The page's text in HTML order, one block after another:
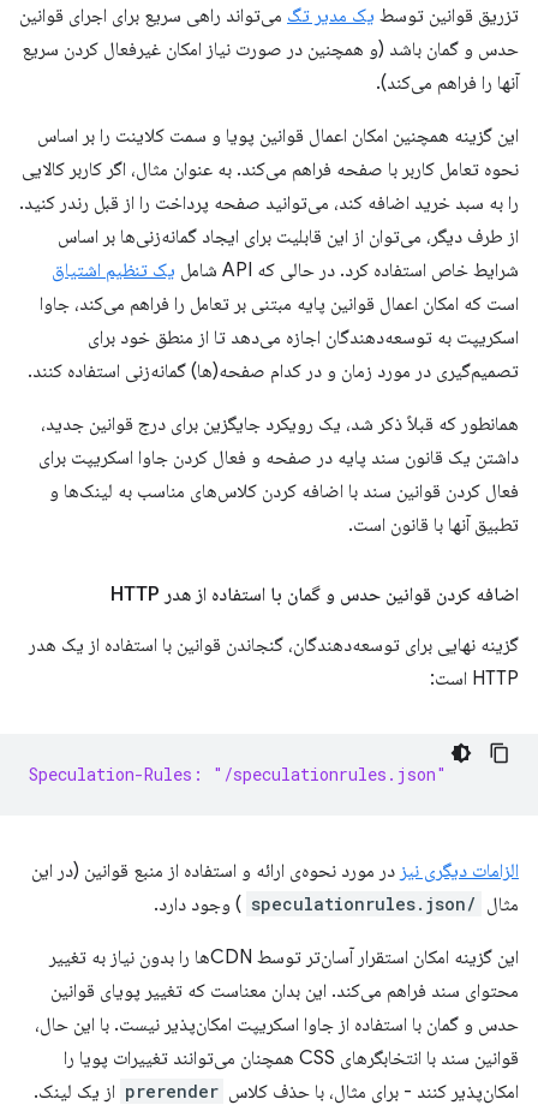
تزریق قوانین توسط یک مدیر تگ می‌تواند راهی سریع برای اجرای قوانین
حدس و گمان باشد (و همچنین در صورت نیاز امکان غیرفعال کردن سریع
آنها را فراهم می‌کند).
این گزینه همچنین امکان اعمال قوانین پویا و سمت کلاینت را بر اساس
نحوه تعامل کاربر با صفحه فراهم می‌کند. به عنوان مثال، اگر کاربر کالایی
را به سبد خرید اضافه کند، می‌توانید صفحه پرداخت را از قبل رندر کنید.
از طرف دیگر، می‌توان از این قابلیت برای ایجاد گمانه‌زنی‌ها بر اساس
شرایط خاص استفاده کرد. در حالی که API شامل
یک تنظیم اشتیاق
است که امکان اعمال قوانین پایه مبتنی بر تعامل را فراهم می‌کند، جاوا
اسکریپت به توسعه‌دهندگان اجازه می‌دهد تا از منطق خود برای
تصمیم‌گیری در مورد زمان و در کدام صفحه(ها) گمانه‌زنی استفاده کنند.
همانطور که قبلاً ذکر شد، یک رویکرد جایگزین برای درج قوانین جدید،
داشتن یک قانون سند پایه در صفحه و فعال کردن جاوا اسکریپت برای
فعال کردن قوانین سند با اضافه کردن کلاس‌های مناسب به لینک‌ها و
تطبیق آنها با قانون است.
اضافه کردن قوانین حدس و گمان با استفاده از هدر HTTP
گزینه نهایی برای توسعه‌دهندگان، گنجاندن قوانین با استفاده از یک هدر
HTTP است:
Speculation-Rules: "/speculationrules.json"
الزامات دیگری نیز در مورد نحوه‌ی ارائه و استفاده از منبع قوانین (در این
مثال /speculationrules.json ) وجود دارد.
این گزینه امکان استقرار آسان‌تر توسط CDNها را بدون نیاز به تغییر
محتوای سند فراهم می‌کند. این بدان معناست که تغییر پویای قوانین
حدس و گمان با استفاده از جاوا اسکریپت امکان‌پذیر نیست. با این حال،
قوانین سند با انتخابگرهای CSS همچنان می‌توانند تغییرات پویا را
امکان‌پذیر کنند - برای مثال، با حذف کلاس prerender از یک لینک.